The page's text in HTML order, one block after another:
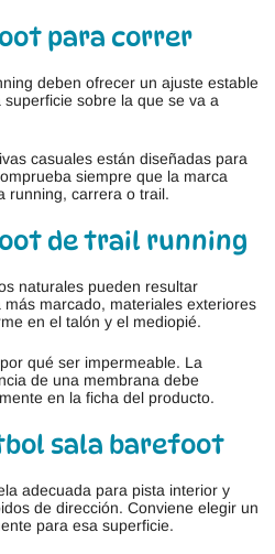
para correr
deben ofrecer un ajuste estable
sobre la que se va a
casuales están diseñadas para
siempre que la marca
running, carrera o trail.
de trail running
naturales pueden resultar
marcado, materiales exteriores
en el talón y el mediopié.
qué ser impermeable. La
de una membrana debe
en la ficha del producto.
sala barefoot
adecuada para pista interior y
de dirección. Conviene elegir un
para esa superficie.